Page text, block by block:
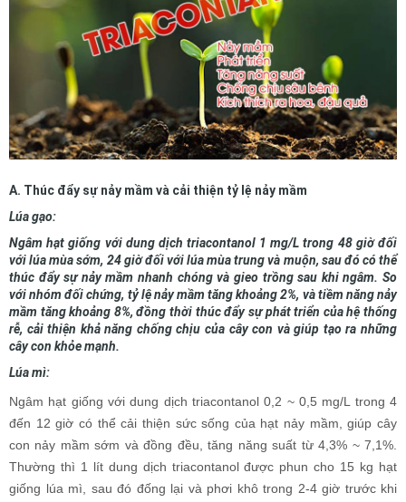
A. Thúc đẩy sự nảy mầm và cải thiện tỷ lệ nảy mầm
Lúa gạo:
Ngâm hạt giống với dung dịch triacontanol 1 mg/L trong 48 giờ đối
với lúa mùa sớm, 24 giờ đối với lúa mùa trung và muộn, sau đó có thể
thúc đẩy sự nảy mầm nhanh chóng và gieo trồng sau khi ngâm. So
với nhóm đối chứng, tỷ lệ nảy mầm tăng khoảng 2%, và tiềm năng nảy
mầm tăng khoảng 8%, đồng thời thúc đẩy sự phát triển của hệ thống
rễ, cải thiện khả năng chống chịu của cây con và giúp tạo ra những
cây con khỏe mạnh.
Lúa mì:
Ngâm hạt giống với dung dịch triacontanol 0,2 ~ 0,5 mg/L trong 4
đến 12 giờ có thể cải thiện sức sống của hạt nảy mầm, giúp cây
con nảy mầm sớm và đồng đều, tăng năng suất từ 4,3% ~ 7,1%.
Thường thì 1 lít dung dịch triacontanol được phun cho 15 kg hạt
giống lúa mì, sau đó đống lại và phơi khô trong 2-4 giờ trước khi